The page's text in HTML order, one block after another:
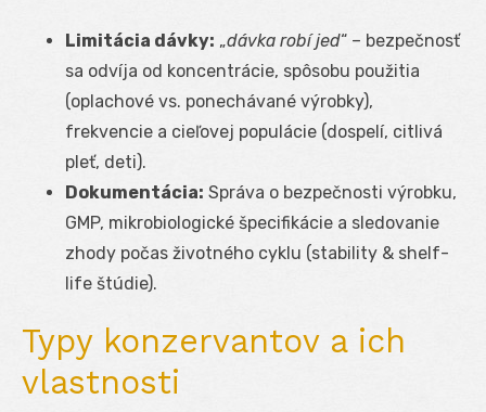
Limitácia dávky: „dávka robí jed“ – bezpečnosť
sa odvíja od koncentrácie, spôsobu použitia
(oplachové vs. ponechávané výrobky),
frekvencie a cieľovej populácie (dospelí, citlivá
pleť, deti).
Dokumentácia: Správa o bezpečnosti výrobku,
GMP, mikrobiologické špecifikácie a sledovanie
zhody počas životného cyklu (stability & shelf-
life štúdie).
Typy konzervantov a ich
vlastnosti